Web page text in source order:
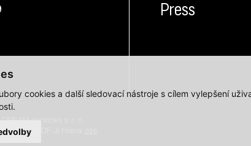
cookies a další sledovací nástroje s cílem vylepšení
Press
services s. r. o.
pro MFDF Ji.hlava